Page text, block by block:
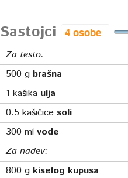
Sastojci
Za testo:
500 g brašna
1 kašika ulja
0.5 kašičice soli
300 ml vode
Za nadev:
800 g kiselog kupusa